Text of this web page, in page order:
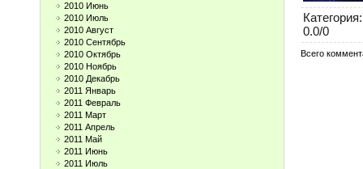
2010 Июнь
2010 Июль
2010 Август
2010 Сентябрь
2010 Октябрь
2010 Ноябрь
2010 Декабрь
2011 Январь
2011 Февраль
2011 Март
2011 Апрель
2011 Май
2011 Июнь
2011 Июль
Категория:
0.0/0
Всего